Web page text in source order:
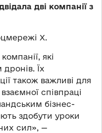
дві компанії з
Х.
які
Їх
також важливі для
співпраці
бізнес-
здобути уроки
сил», —